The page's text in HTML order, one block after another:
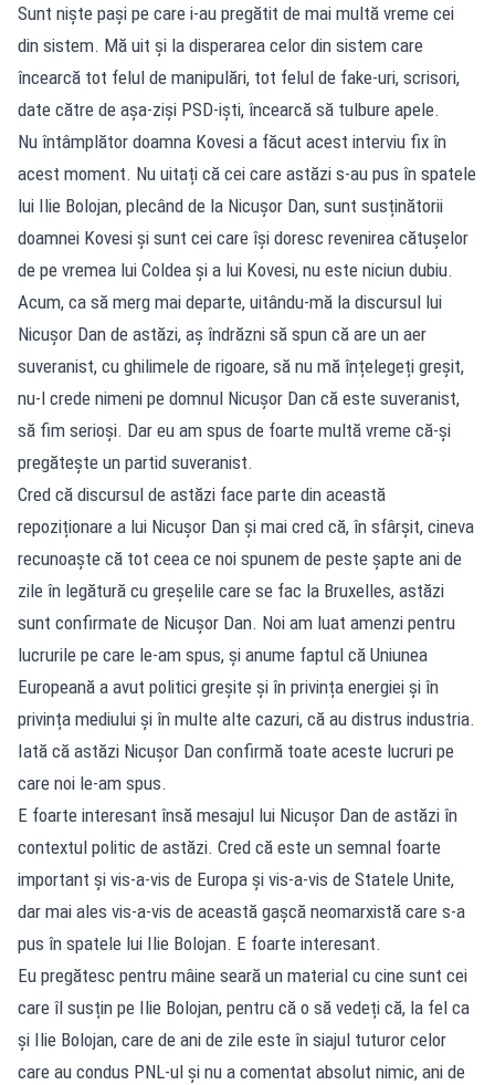
Sunt niște pași pe care i-au pregătit de mai multă vreme cei
din sistem. Mă uit și la disperarea celor din sistem care
încearcă tot felul de manipulări, tot felul de fake-uri, scrisori,
date către de așa-ziși PSD-iști, încearcă să tulbure apele.
Nu întâmplător doamna Kovesi a făcut acest interviu fix în
acest moment. Nu uitați că cei care astăzi s-au pus în spatele
lui Ilie Bolojan, plecând de la Nicușor Dan, sunt susținătorii
doamnei Kovesi și sunt cei care își doresc revenirea cătușelor
de pe vremea lui Coldea și a lui Kovesi, nu este niciun dubiu.
Acum, ca să merg mai departe, uitându-mă la discursul lui
Nicușor Dan de astăzi, aș îndrăzni să spun că are un aer
suveranist, cu ghilimele de rigoare, să nu mă înțelegeți greșit,
nu-l crede nimeni pe domnul Nicușor Dan că este suveranist,
să fim serioși. Dar eu am spus de foarte multă vreme că-și
pregătește un partid suveranist.
Cred că discursul de astăzi face parte din această
repoziționare a lui Nicușor Dan și mai cred că, în sfârșit, cineva
recunoaște că tot ceea ce noi spunem de peste șapte ani de
zile în legătură cu greșelile care se fac la Bruxelles, astăzi
sunt confirmate de Nicușor Dan. Noi am luat amenzi pentru
lucrurile pe care le-am spus, și anume faptul că Uniunea
Europeană a avut politici greșite și în privința energiei și în
privința mediului și în multe alte cazuri, că au distrus industria.
Iată că astăzi Nicușor Dan confirmă toate aceste lucruri pe
care noi le-am spus.
E foarte interesant însă mesajul lui Nicușor Dan de astăzi în
contextul politic de astăzi. Cred că este un semnal foarte
important și vis-a-vis de Europa și vis-a-vis de Statele Unite,
dar mai ales vis-a-vis de această gașcă neomarxistă care s-a
pus în spatele lui Ilie Bolojan. E foarte interesant.
Eu pregătesc pentru mâine seară un material cu cine sunt cei
care îl susțin pe Ilie Bolojan, pentru că o să vedeți că, la fel ca
și Ilie Bolojan, care de ani de zile este în siajul tuturor celor
care au condus PNL-ul și nu a comentat absolut nimic, ani de